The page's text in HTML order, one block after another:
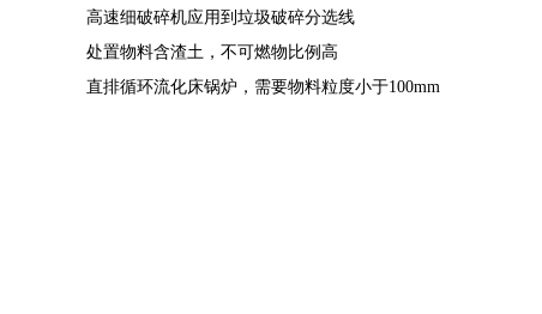
高速细破碎机应用到垃圾破碎分选线
处置物料含渣土，不可燃物比例高
直排循环流化床锅炉，需要物料粒度小于100mm